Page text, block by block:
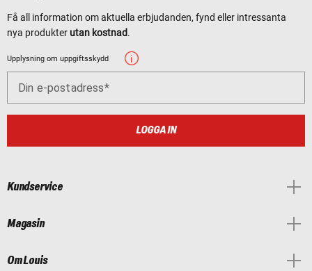
Få all information om aktuella erbjudanden, fynd eller intressanta
nya produkter utan kostnad.
Upplysning om uppgiftsskydd
Din e-postadress
LOGGA IN
Kundservice
Magasin
Om Louis